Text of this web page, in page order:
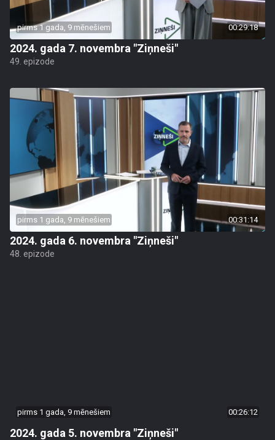
pirms 1 gada, 9 mēnešiem 00:29:18
2024. gada 7. novembra "Ziņneši"
49. epizode
pirms 1 gada, 9 mēnešiem 00:31:14
2024. gada 6. novembra "Ziņneši"
48. epizode
pirms 1 gada, 9 mēnešiem 00:26:12
2024. gada 5. novembra "Ziņneši"